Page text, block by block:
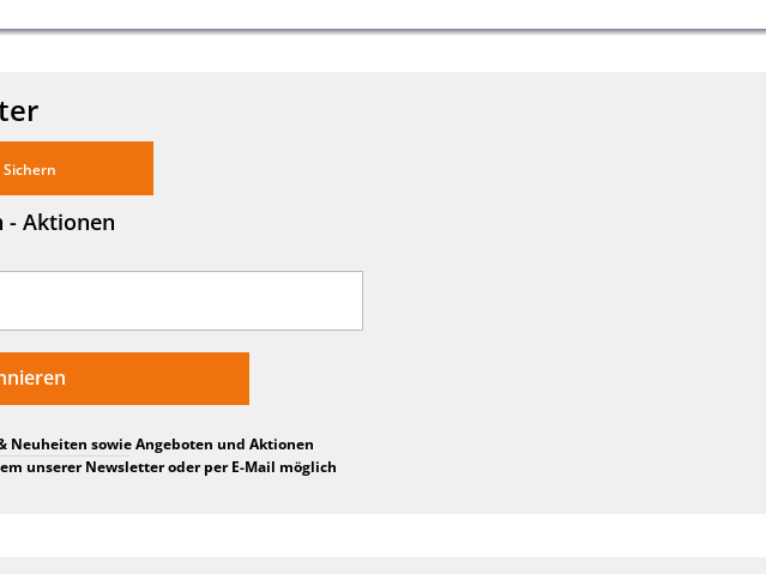
Sichern
- Aktionen
Neuheiten sowie Angeboten und Aktionen
unserer Newsletter oder per E-Mail möglich